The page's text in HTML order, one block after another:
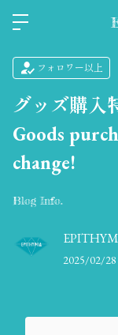
フォロワー以上
グッズ購入
Goods
change!
Blog Info.
2025/02/28